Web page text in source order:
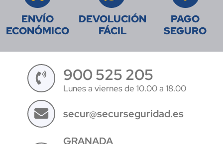
ENVÍO
ECONÓMICO
DEVOLUCIÓN
FÁCIL
PAGO
SEGURO
900 525 205
Lunes a viernes de 10.00 a 18.00
secur@securseguridad.es
GRANADA